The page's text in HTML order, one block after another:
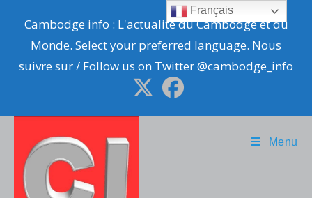
content
Cambodge info : L'actualité du Cambodge et du
Monde. Select your preferred language. Nous
suivre sur / Follow us on Twitter @cambodge_info
Menu
Français